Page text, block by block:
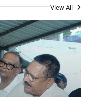
View All